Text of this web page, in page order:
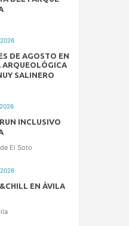
DE AGOSTO EN
ARQUEOLÓGICA
SALINERO
INCLUSIVO
El Soto
EN ÁVILA